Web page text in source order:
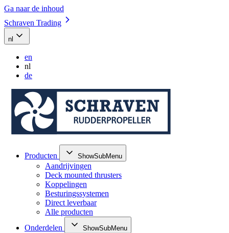
Ga naar de inhoud
Schraven Trading
nl
en
nl
de
Producten ShowSubMenu
Aandrijvingen
Deck mounted thrusters
Koppelingen
Besturingssystemen
Direct leverbaar
Alle producten
Onderdelen
ShowSubMenu